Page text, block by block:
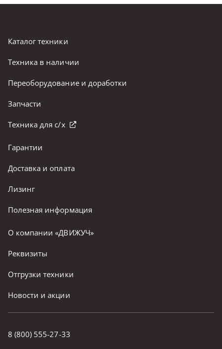
8 (800) 555-27-33
Каталог техники
Техника в наличии
Переоборудование и доработки
Запчасти
Техника для с/х
Гарантии
Доставка и оплата
Лизинг
Полезная информация
О компании «ДВИЖУЧ»
Реквизиты
Отгрузки техники
Новости и акции